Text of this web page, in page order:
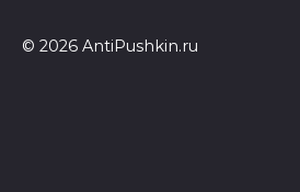
© 2026 AntiPushkin.ru